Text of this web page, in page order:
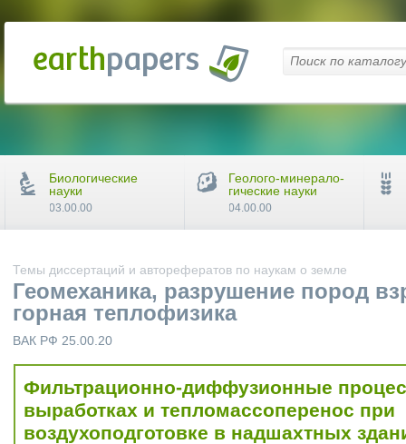
Темы диссертаций и авторефератов по наукам о земле
Геомеханика, разрушение пород
горная теплофизика
ВАК РФ 25.00.20
Фильтрационно-диффузионные
выработках и тепломассоперенос при
воздухоподготовке в надшахтных
Биологические
науки
03.00.00
Геолого-минерало-
гические науки
04.00.00